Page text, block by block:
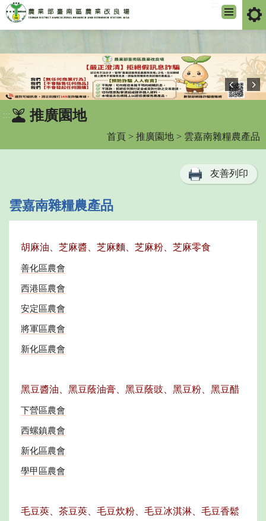
要
內
容
區
::: 推廣園地
首頁 > 推廣園地 > 雲嘉南雜糧農產品
友善列印
雲嘉南雜糧農產品
胡麻油、芝麻醬、芝麻麵、芝麻粉、芝麻零食
善化區農會
西港區農會
安定區農會
將軍區農會
新化區農會
黑豆醬油、黑豆蔭油膏、黑豆蔭豉、黑豆粉、黑豆醋
下營區農會
西螺鎮農會
新化區農會
學甲區農會
毛豆莢、茶豆莢、毛豆炊粉、毛豆冰淇淋、毛豆香鬆